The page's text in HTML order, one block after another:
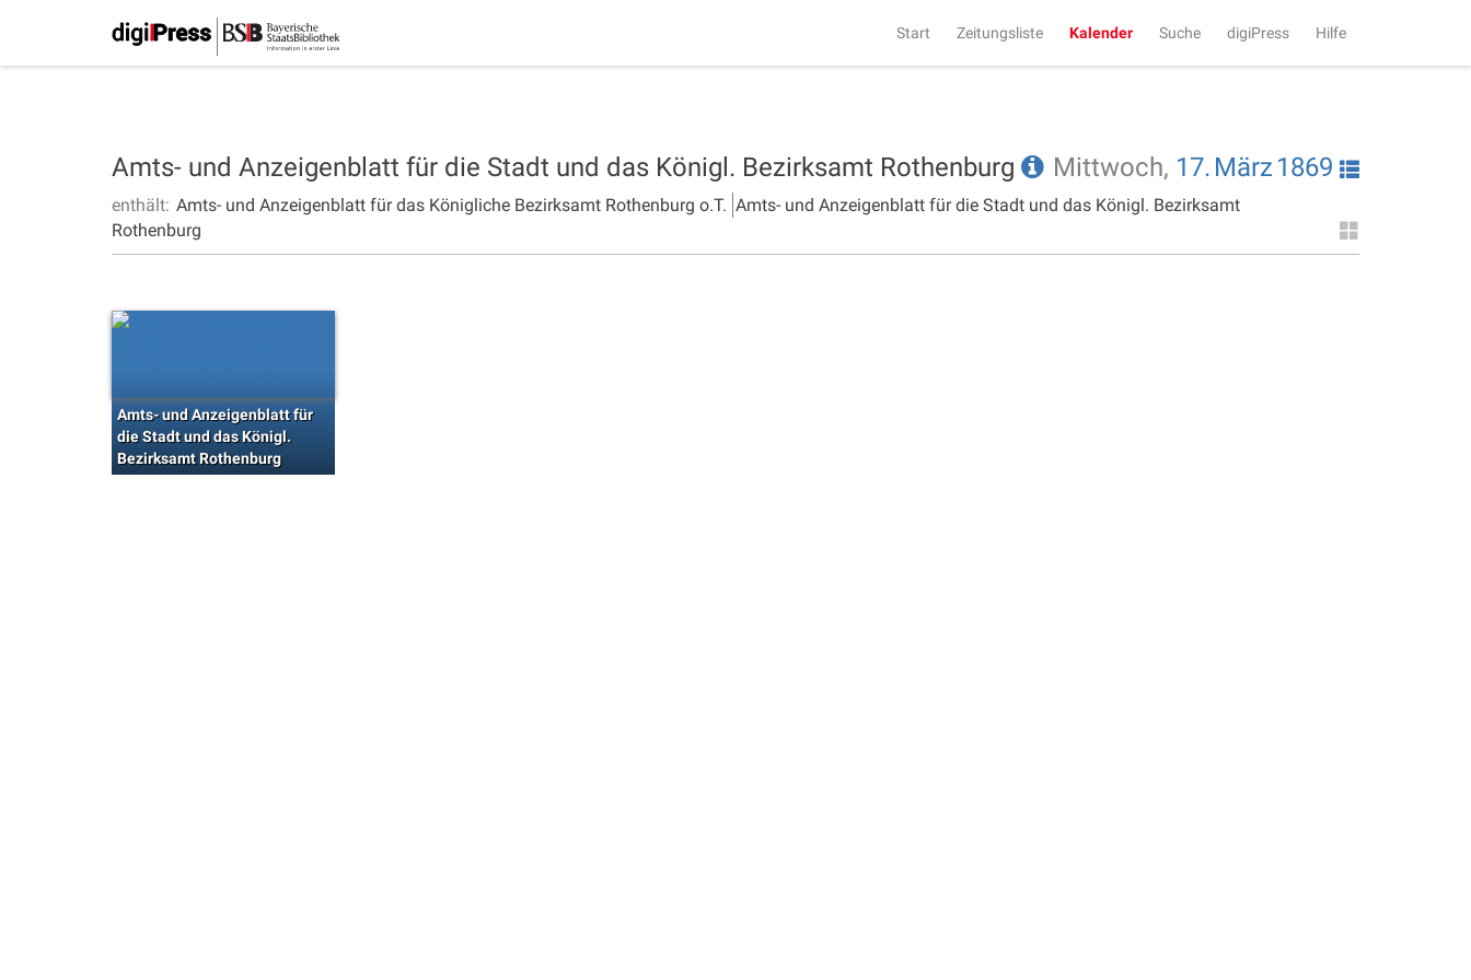
Start Zeitungsliste Kalender Suche digiPress Hilfe
Amts- und Anzeigenblatt für die Stadt und das Königl. Bezirksamt Rothenburg Mittwoch, 17. März 1869
enthält: Amts- und Anzeigenblatt für das Königliche Bezirksamt Rothenburg o.T. Amts- und Anzeigenblatt für die Stadt und das Königl. Bezirksamt
Rothenburg
Amts- und Anzeigenblatt für
die Stadt und das Königl.
Bezirksamt Rothenburg